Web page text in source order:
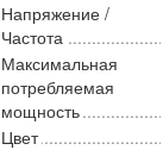
Напряжение /
Частота
Максимальная
потребляемая
мощность
Цвет